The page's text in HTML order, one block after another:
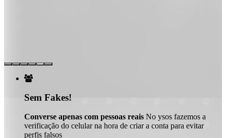

Sem Fakes!
Converse apenas com pessoas reais No ysos fazemos a
verificação do celular na hora de criar a conta para evitar
perfis falsos